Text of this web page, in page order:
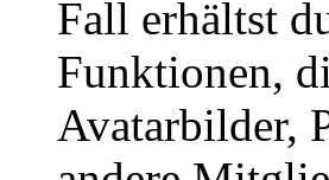
Fall erhältst
Funktionen,
Avatarbilder,